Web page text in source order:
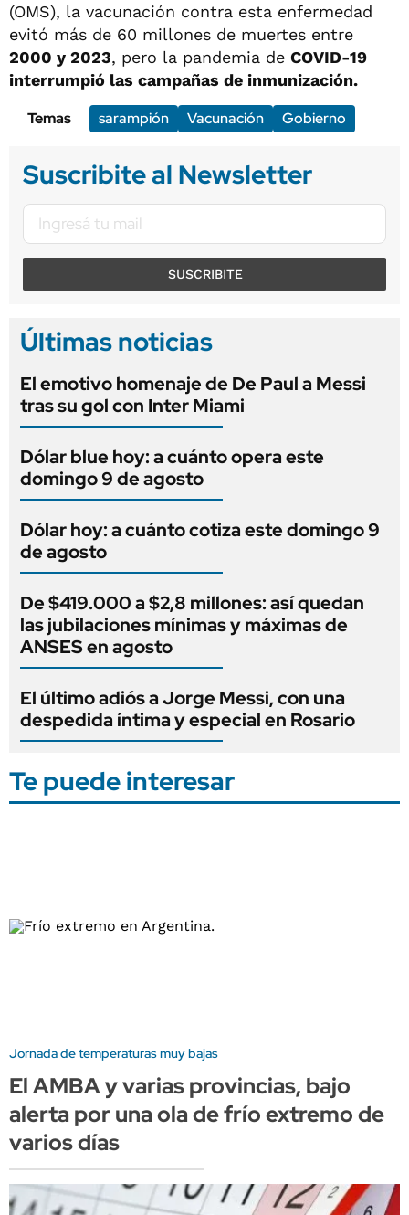
(OMS), la vacunación contra esta enfermedad
evitó más de 60 millones de muertes entre
2000 y 2023, pero la pandemia de COVID-19
interrumpió las campañas de inmunización.
Temas
sarampión Vacunación Gobierno
Suscribite al Newsletter
SUSCRIBITE
Últimas noticias
El emotivo homenaje de De Paul a Messi
tras su gol con Inter Miami
Dólar blue hoy: a cuánto opera este
domingo 9 de agosto
Dólar hoy: a cuánto cotiza este domingo 9
de agosto
De $419.000 a $2,8 millones: así quedan
las jubilaciones mínimas y máximas de
ANSES en agosto
El último adiós a Jorge Messi, con una
despedida íntima y especial en Rosario
Te puede interesar
Jornada de temperaturas muy bajas
El AMBA y varias provincias, bajo
alerta por una ola de frío extremo de
varios días